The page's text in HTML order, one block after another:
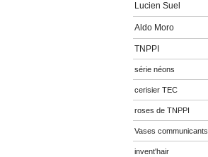
Lucien Suel
Aldo Moro
TNPPI
série néons
cerisier TEC
roses de TNPPI
Vases communicants
invent'hair